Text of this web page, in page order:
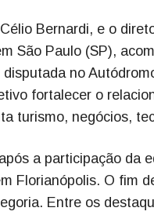
Bernardi, e o
São Paulo (SP),
disputada no
fortalecer o
turismo, negócios,
a participação da
Florianópolis. O fim
Entre os